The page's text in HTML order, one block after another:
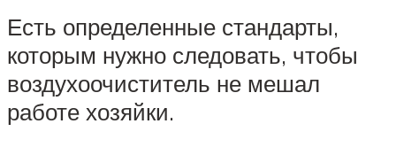
Есть определенные стандарты,
которым нужно следовать, чтобы
воздухоочиститель не мешал
работе хозяйки.